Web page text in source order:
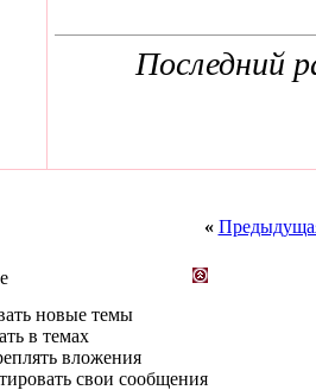
Последний
«
новые темы
в темах
вложения
свои сообщения